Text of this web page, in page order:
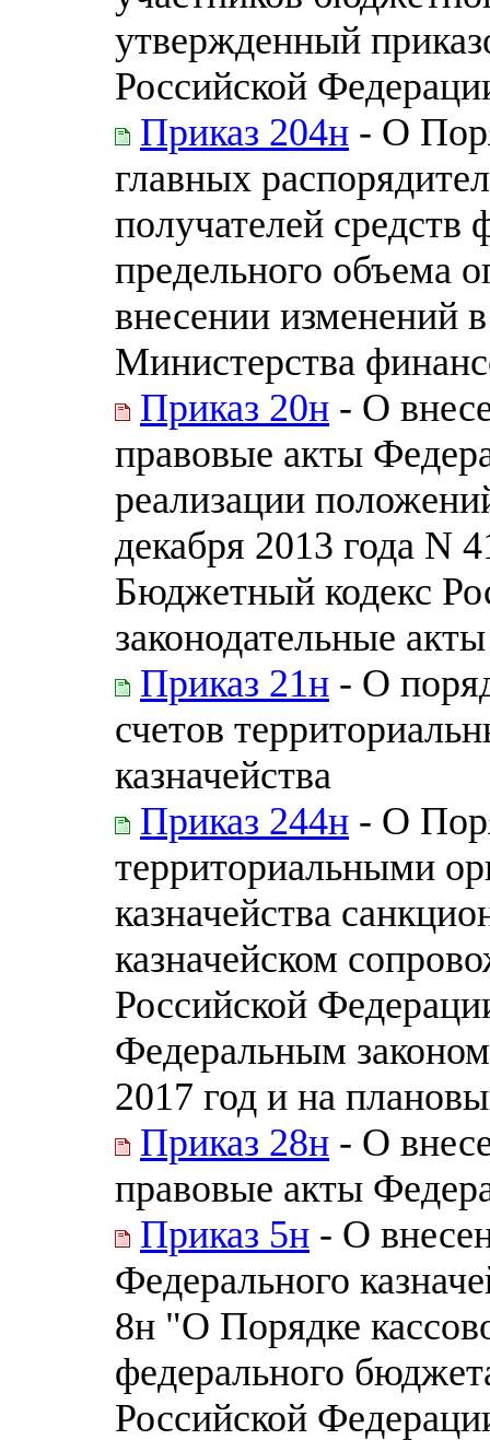
утвержденный
Российской
Приказ 204н - О
главных
получателей средств
предельного объема
внесении изменений
Министерства
Приказ 20н - О
правовые акты
реализации
декабря 2013 года N
Бюджетный кодекс
законодательные
Приказ 21н - О
счетов
казначейства
Приказ 244н - О
территориальными
казначейства
казначейском
Российской
Федеральным
2017 год и на
Приказ 28н - О
правовые акты
Приказ 5н - О
Федерального
8н "О Порядке
федерального
Российской